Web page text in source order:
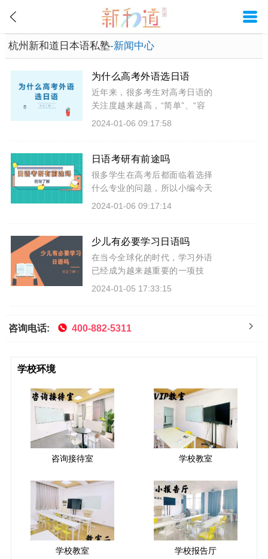
杭州新和道日本语私塾-新闻中心
为什么高考外语选日语
近年来，很多考生对高考日语的
关注度越来越高，“简单”、“容
易”、“加分”、“捷径”这些词也成为
下来，小编将要详细介绍一下为
什么高考外语选日语。
2024-01-06 09:17:58
日语考研有前途吗
很多学生在高考后都面临着选择
什么专业的问题，所以小编今天
就给大家讲一下日语专业的问
你有所帮助。
2024-01-06 09:17:14
少儿有必要学习日语吗
在当今全球化的时代，学习外语
已经成为越来越重要的一项技
能。而在众多外语中，日语作为
日语是否有必要呢？接下来，就
2024-01-05 17:33:15
咨询电话: 400-882-5311
学校环境
咨询接待室 学校教室
学校教室 学校报告厅